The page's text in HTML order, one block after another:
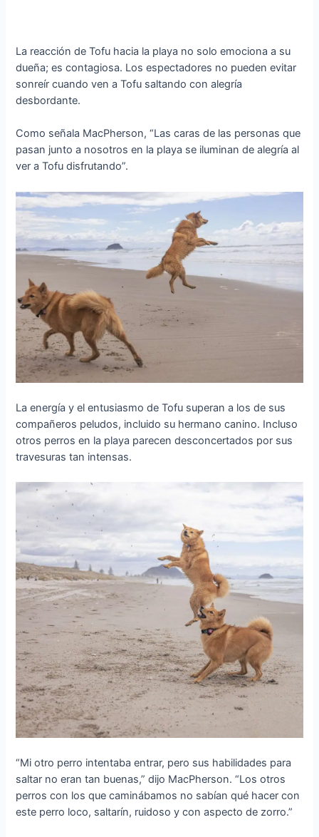
La reacción de Tofu hacia la playa no solo emociona a su
dueña; es contagiosa. Los espectadores no pueden evitar
sonreír cuando ven a Tofu saltando con alegría
desbordante.
Como señala MacPherson, “Las caras de las personas que
pasan junto a nosotros en la playa se iluminan de alegría al
ver a Tofu disfrutando”.
La energía y el entusiasmo de Tofu superan a los de sus
compañeros peludos, incluido su hermano canino. Incluso
otros perros en la playa parecen desconcertados por sus
travesuras tan intensas.
“Mi otro perro intentaba entrar, pero sus habilidades para
saltar no eran tan buenas,” dijo MacPherson. “Los otros
perros con los que caminábamos no sabían qué hacer con
este perro loco, saltarín, ruidoso y con aspecto de zorro.”